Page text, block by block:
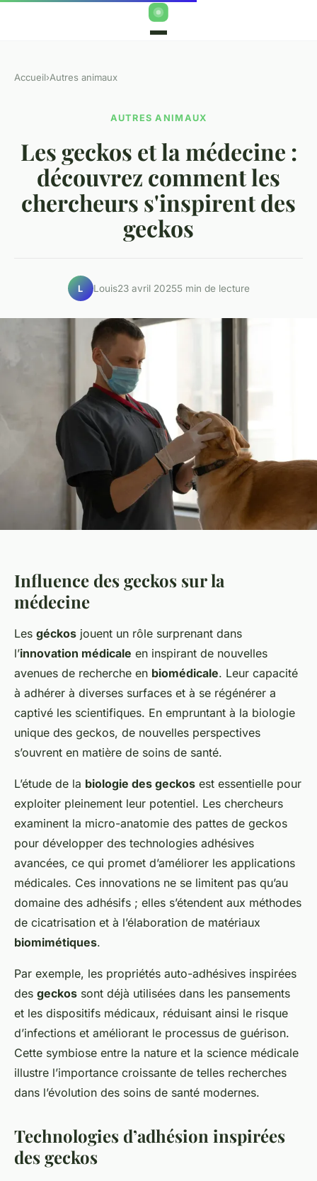
Accueil›Autres animaux
AUTRES ANIMAUX
Les geckos et la médecine :
découvrez comment les
chercheurs s'inspirent des
geckos
L Louis23 avril 20255 min de lecture
Influence des geckos sur la
médecine
Les géckos jouent un rôle surprenant dans
l’innovation médicale en inspirant de nouvelles
avenues de recherche en biomédicale. Leur capacité
à adhérer à diverses surfaces et à se régénérer a
captivé les scientifiques. En empruntant à la biologie
unique des geckos, de nouvelles perspectives
s’ouvrent en matière de soins de santé.
L’étude de la biologie des geckos est essentielle pour
exploiter pleinement leur potentiel. Les chercheurs
examinent la micro-anatomie des pattes de geckos
pour développer des technologies adhésives
avancées, ce qui promet d’améliorer les applications
médicales. Ces innovations ne se limitent pas qu’au
domaine des adhésifs ; elles s’étendent aux méthodes
de cicatrisation et à l’élaboration de matériaux
biomimétiques.
Par exemple, les propriétés auto-adhésives inspirées
des geckos sont déjà utilisées dans les pansements
et les dispositifs médicaux, réduisant ainsi le risque
d’infections et améliorant le processus de guérison.
Cette symbiose entre la nature et la science médicale
illustre l’importance croissante de telles recherches
dans l’évolution des soins de santé modernes.
Technologies d’adhésion inspirées
des geckos